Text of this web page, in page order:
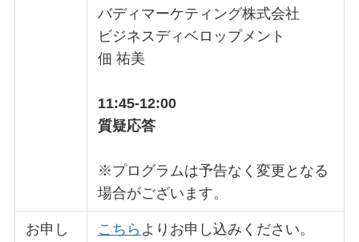
バディマーケティング株式会社
ビジネスディベロップメント
佃 祐美
11:45-12:00
質疑応答
※プログラムは予告なく変更となる
場合がございます。
お申し
こちら よりお申し込みください。